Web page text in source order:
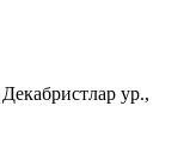
ур.,